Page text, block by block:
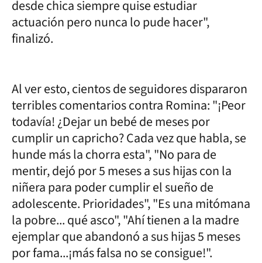
desde chica siempre quise estudiar
actuación pero nunca lo pude hacer",
finalizó.
Al ver esto, cientos de seguidores dispararon
terribles comentarios contra Romina: "¡Peor
todavía! ¿Dejar un bebé de meses por
cumplir un capricho? Cada vez que habla, se
hunde más la chorra esta", "No para de
mentir, dejó por 5 meses a sus hijas con la
niñera para poder cumplir el sueño de
adolescente. Prioridades", "Es una mitómana
la pobre... qué asco", "Ahí tienen a la madre
ejemplar que abandonó a sus hijas 5 meses
por fama...¡más falsa no se consigue!".